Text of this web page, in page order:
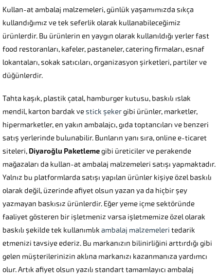
Kullan-at ambalaj malzemeleri, günlük yaşamımızda sıkça
kullandığımız ve tek seferlik olarak kullanabileceğimiz
ürünlerdir. Bu ürünlerin en yaygın olarak kullanıldığı yerler fast
food restoranları, kafeler, pastaneler, catering firmaları, esnaf
lokantaları, sokak satıcıları, organizasyon şirketleri, partiler ve
düğünlerdir.
Tahta kaşık, plastik çatal, hamburger kutusu, baskılı ıslak
mendil, karton bardak vestick şekergibi ürünler, marketler,
hipermarketler, en yakın ambalajcı, gıda toptancıları ve benzeri
satış yerlerinde bulunabilir. Bunların yanı sıra, online e-ticaret
siteleri, Diyaroğlu Paketlemegibi üreticiler ve perakende
mağazaları da kullan-at ambalaj malzemeleri satışı yapmaktadır.
Yalnız bu platformlarda satışı yapılan ürünler kişiye özel baskılı
olarak değil, üzerinde afiyet olsun yazan ya da hiçbir şey
yazmayan baskısız ürünlerdir. Eğer yeme içme sektöründe
faaliyet gösteren bir işletmeniz varsa işletmemize özel olarak
baskılı şekilde tek kullanımlık ambalaj malzemeleri tedarik
etmenizi tavsiye ederiz. Bu markanızın bilinirliğini arttırdığı gibi
gelen müşterilerinizin aklına markanızı kazanmanıza yardımcı
olur. Artık afiyet olsun yazılı standart tamamlayıcı ambalaj